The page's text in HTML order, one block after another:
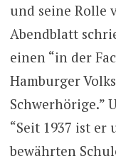
und seine Rolle
Abendblatt
einen “in der
Hamburger
Schwerhörige.”
“Seit 1937 ist er
bewährten